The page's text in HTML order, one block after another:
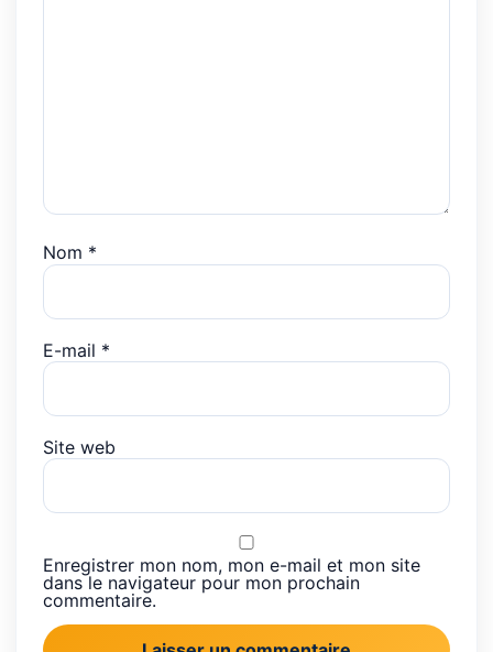
Nom *
E-mail *
Site web
Enregistrer mon nom, mon e-mail et mon site
dans le navigateur pour mon prochain
commentaire.